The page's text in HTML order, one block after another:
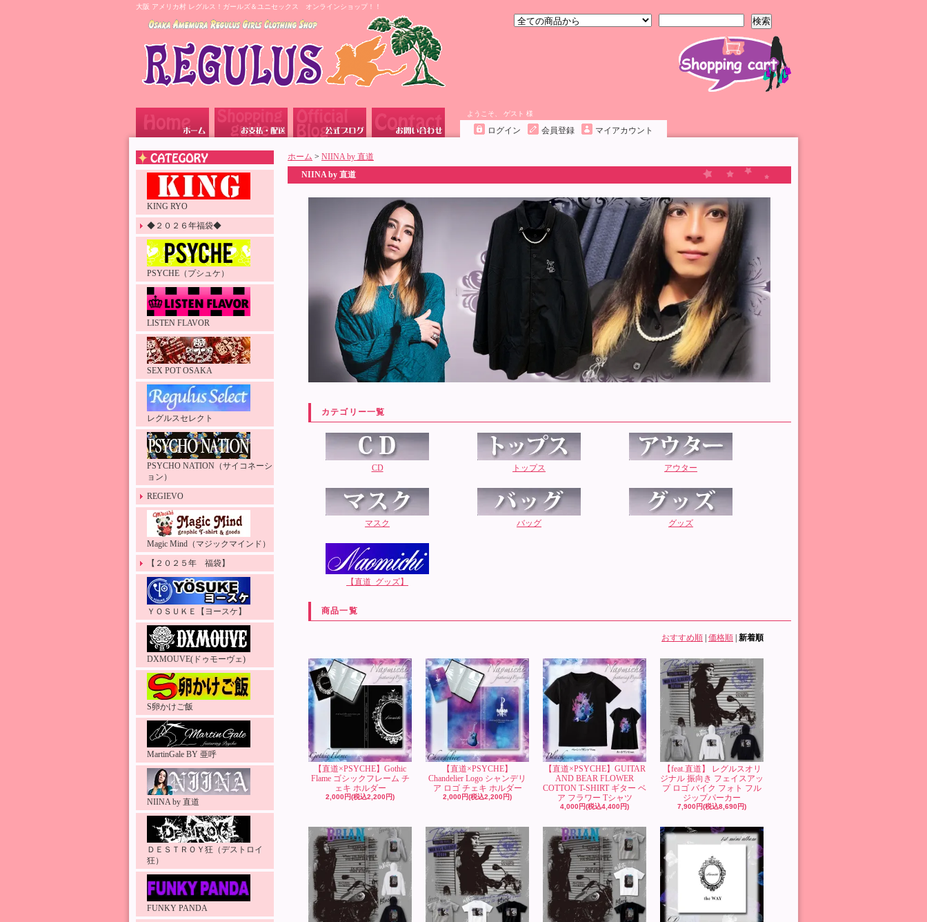
大阪 アメリカ村 レグルス！ガールズ＆ユニセックス オンラインショップ！！
検索
ようこそ、 ゲスト 様
ログイン 会員登録 マイアカウント
KING RYO
◆２０２６年福袋◆
PSYCHE（プシュケ）
LISTEN FLAVOR
SEX POT OSAKA
レグルスセレクト
PSYCHO NATION（サイコネーシ
ョン）
REGIEVO
Magic Mind（マジックマインド）
【２０２５年 福袋】
ＹＯＳＵＫＥ【ヨースケ】
DXMOUVE(ドゥモーヴェ)
S卵かけご飯
MartinGale BY 亜呼
NIINA by 直道
ＤＥＳＴＲＯＹ狂（デストロイ
狂）
FUNKY PANDA
ホーム > NIINA by 直道
NIINA by 直道
カテゴリー一覧
CD トップス アウター
マスク バッグ グッズ
【直道_グッズ】
商品一覧
おすすめ順 価格順 新着順
【直道×PSYCHE】Gothic
Flame ゴシックフレーム チ
ェキ ホルダー
2,000円(税込2,200円)
【直道×PSYCHE】
Chandelier Logo シャンデリ
ア ロゴ チェキ ホルダー
2,000円(税込2,200円)
【直道×PSYCHE】GUITAR
AND BEAR FLOWER
COTTON T-SHIRT ギター ベ
ア フラワー Tシャツ
4,000円(税込4,400円)
【feat.直道】 レグルスオリ
ジナル 振向き フェイスアッ
プ ロゴ バイク フォト フル
ジップパーカー
7,900円(税込8,690円)